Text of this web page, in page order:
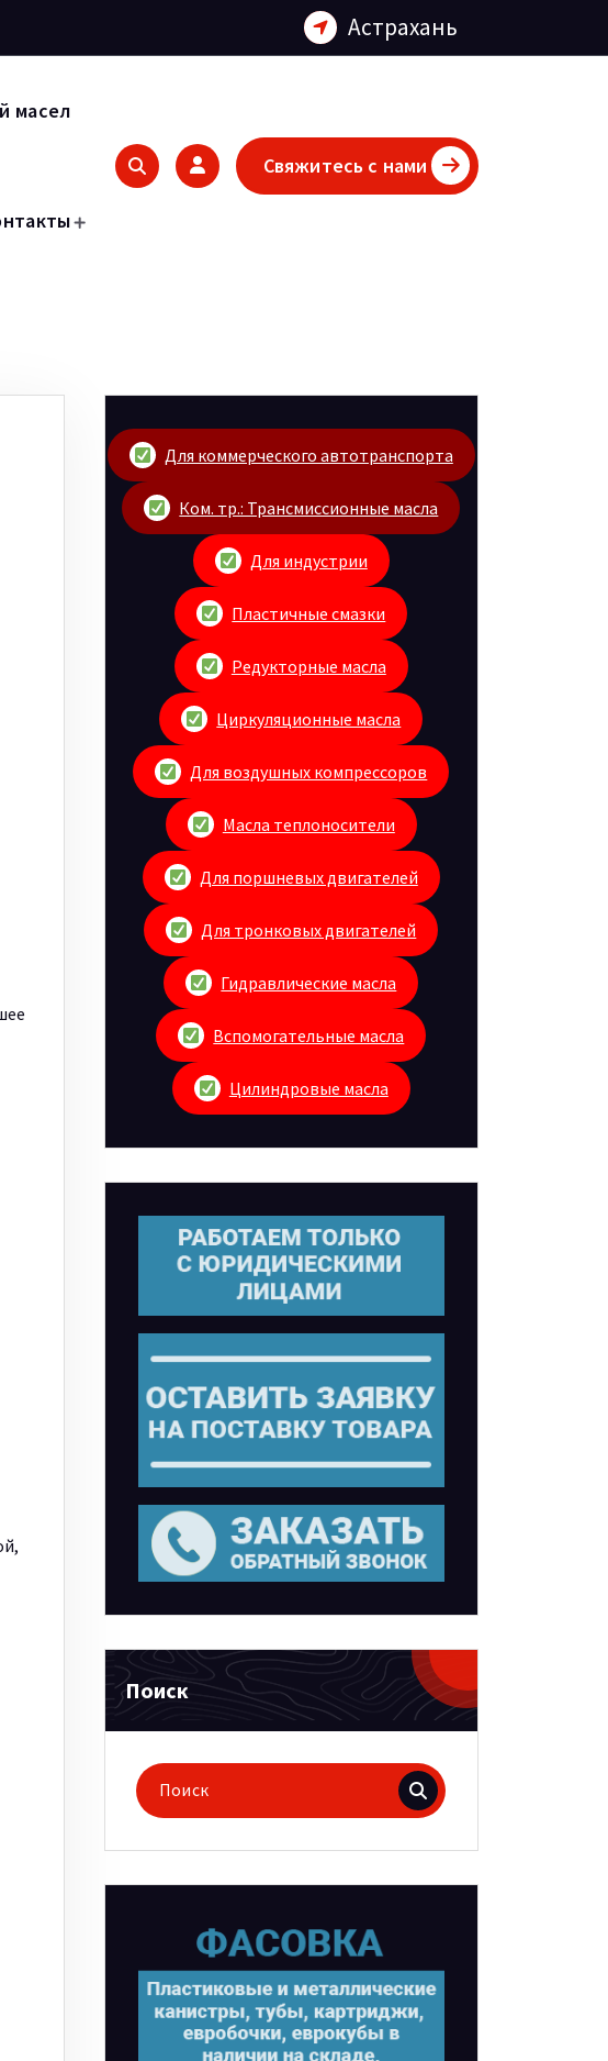
Астрахань
масел
Свяжитесь с нами
Для коммерческого автотранспорта
Ком. тр.: Трансмиссионные масла
Для индустрии
Пластичные смазки
Редукторные масла
Циркуляционные масла
Для воздушных компрессоров
Масла теплоносители
Для поршневых двигателей
Для тронковых двигателей
Гидравлические масла
Вспомогательные масла
Цилиндровые масла
Поиск
Поиск
для: